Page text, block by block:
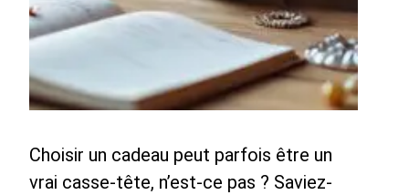
Choisir un cadeau peut parfois être un
vrai casse-tête, n’est-ce pas ? Saviez-